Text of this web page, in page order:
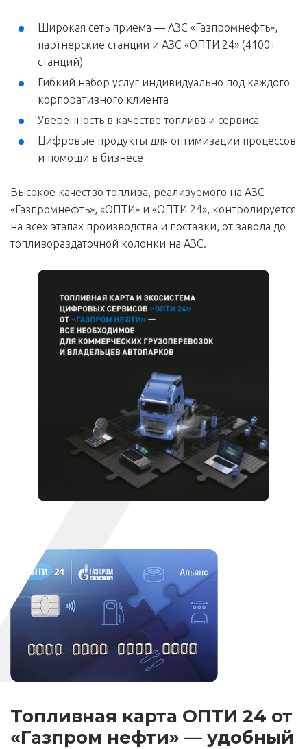
Широкая сеть приема — АЗС «Газпромнефть»,
партнерские станции и АЗС «ОПТИ 24» (4100+
станций)
Гибкий набор услуг индивидуально под каждого
корпоративного клиента
Уверенность в качестве топлива и сервиса
Цифровые продукты для оптимизации процессов
и помощи в бизнесе
Высокое качество топлива, реализуемого на АЗС
«Газпромнефть», «ОПТИ» и «ОПТИ 24», контролируется
на всех этапах производства и поставки, от завода до
топливораздаточной колонки на АЗС.
Топливная карта ОПТИ 24 от
«Газпром нефти» — удобный